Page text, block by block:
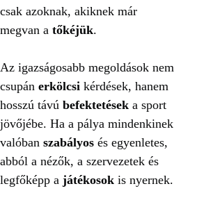
csak azoknak, akiknek már
megvan a tőkéjük.
Az igazságosabb megoldások nem
csupán erkölcsi kérdések, hanem
hosszú távú befektetések a sport
jövőjébe. Ha a pálya mindenkinek
valóban szabályos és egyenletes,
abból a nézők, a szervezetek és
legfőképp a játékosok is nyernek.